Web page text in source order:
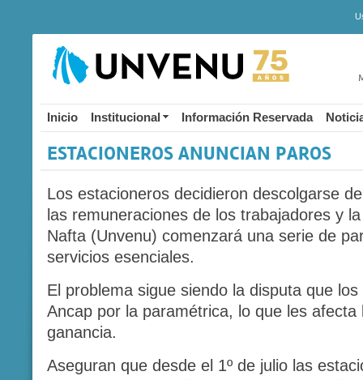
Inicio Institucional Información Reservada
ESTACIONEROS ANUNCIAN PAROS
Los estacioneros decidieron descolgarse
las remuneraciones de los trabajadores y
Nafta (Unvenu) comenzará una serie de
servicios esenciales.
El problema sigue siendo la disputa que
Ancap por la paramétrica, lo que les afecta
ganancia.
Aseguran que desde el 1º de julio las